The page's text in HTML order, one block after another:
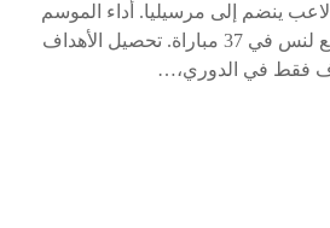
تاسع لاعب ينضم إلى مرسيليا. أداء الموسم
الماضي سجل 12 هدفًا مع لنس في 37 مباراة. تحصيل الأهداف